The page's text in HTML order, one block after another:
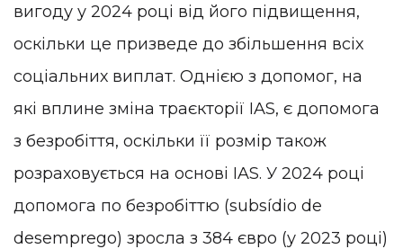
вигоду у 2024 році від його підвищення,
оскільки це призведе до збільшення всіх
соціальних виплат. Однією з допомог, на
які вплине зміна траєкторії IAS, є допомога
з безробіття, оскільки її розмір також
розраховується на основі IAS. У 2024 році
допомога по безробіттю (subsídio de
desemprego) зросла з 384 євро (у 2023 році)